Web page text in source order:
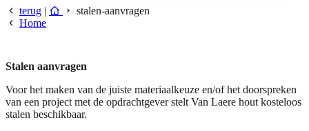
terug |
stalen-aanvragen
Home
Stalen aanvragen
Voor het maken van de juiste materiaalkeuze en/of het doorspreken
van een project met de opdrachtgever stelt Van Laere hout kosteloos
stalen beschikbaar.